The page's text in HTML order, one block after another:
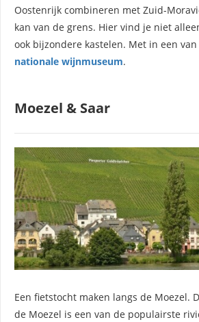
Oostenrijk combineren met Zuid-
kan van de grens. Hier vind je niet
ook bijzondere kastelen. Met in een
nationale wijnmuseum.
Moezel & Saar
Een fietstocht maken langs de Moezel.
de Moezel is een van de populairste
van